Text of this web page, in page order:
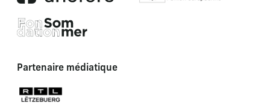
Partenaire médiatique